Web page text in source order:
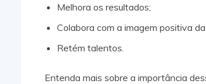
Melhora os resultados;
Colabora com a imagem positiva
Retém talentos.
Entenda mais sobre a importância